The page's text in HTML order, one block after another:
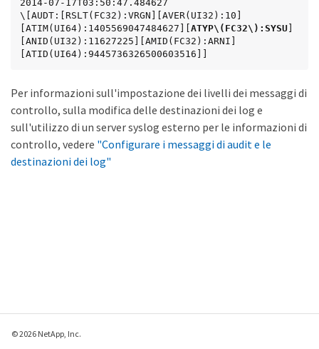
2014-07-17T03:50:47.484627
\[AUDT:[RSLT(FC32):VRGN][AVER(UI32):10]
[ATIM(UI64):1405569047484627][ ATYP\(FC32\):SYSU
[ANID(UI32):11627225][AMID(FC32):ARNI]
[ATID(UI64):9445736326500603516]]
Per informazioni sull'impostazione dei livelli dei messaggi di
controllo, sulla modifica delle destinazioni dei log e
sull'utilizzo di un server syslog esterno per le informazioni di
controllo, vedere "Configurare i messaggi di audit e le
destinazioni dei log"
© 2026 NetApp, Inc.